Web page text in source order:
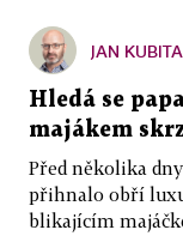
JAN KUBITA
Hledá se
majákem
Před několika
přihnalo obří
blikajícím